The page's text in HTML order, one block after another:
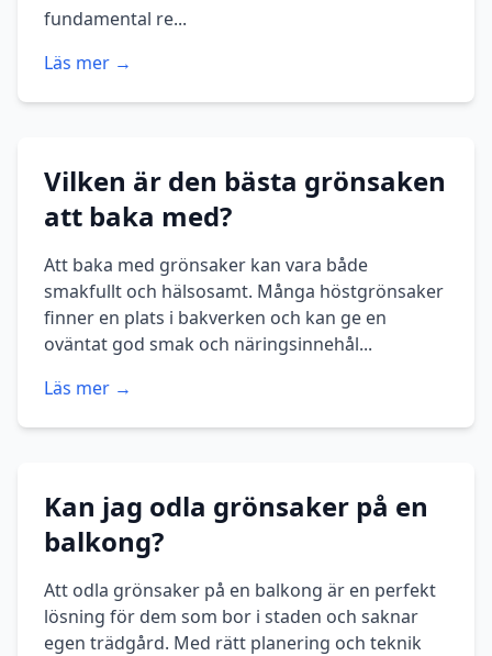
fundamental re...
Läs mer →
Vilken är den bästa grönsaken
att baka med?
Att baka med grönsaker kan vara både
smakfullt och hälsosamt. Många höstgrönsaker
finner en plats i bakverken och kan ge en
oväntat god smak och näringsinnehål...
Läs mer →
Kan jag odla grönsaker på en
balkong?
Att odla grönsaker på en balkong är en perfekt
lösning för dem som bor i staden och saknar
egen trädgård. Med rätt planering och teknik